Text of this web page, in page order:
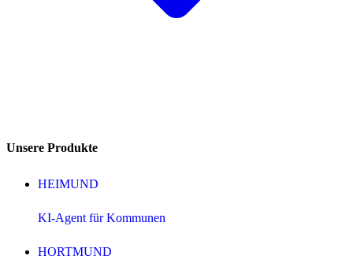
Unsere Produkte
HEIMUND
KI-Agent für Kommunen
HORTMUND